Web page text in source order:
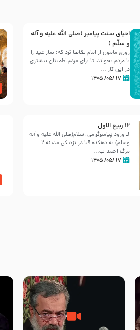
احیای سنت پیامبر (صلی الله علیه و آله
و سلّم )
روزی مامون از امام تقاضا کرد که: نماز عید را
با مردم بخواند، تا برای مردم اطمینان بیشتری
در این کار ...
۱۷ /۰۵/ ۱۴۰۵
12 ربيع الاول
١ـ ورود پیامبرگرامی اسلام‌(صلی الله علیه و آله
وسلم) به دهكد‎ه‌ قبا در نزدیكی مدینه 2ـ
مرگ احمد ب...
۱۷ /۰۵/ ۱۴۰۵